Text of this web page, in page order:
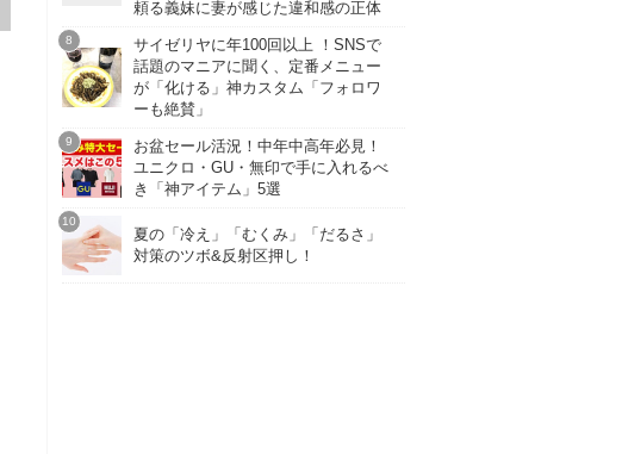
頼る義妹に妻が感じた違和感の正体
サイゼリヤに年100回以上 ！SNSで
話題のマニアに聞く、定番メニュー
が「化ける」神カスタム「フォロワ
ーも絶賛」
お盆セール活況！中年中高年必見！
ユニクロ・GU・無印で手に入れるべ
き「神アイテム」5選
夏の「冷え」「むくみ」「だるさ」
対策のツボ&反射区押し！